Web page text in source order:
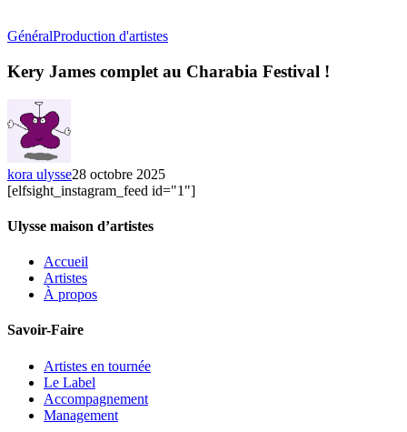
GénéralProduction d'artistesKery
complet
Kery James complet au Charabia Festival !
kora ulysse28 octobre 2025
[elfsight_instagram_feed id="1"]
Ulysse maison d’artistes
Accueil
Artistes
À propos
Savoir-Faire
Artistes en tournée
Le Label
Accompagnement
Management